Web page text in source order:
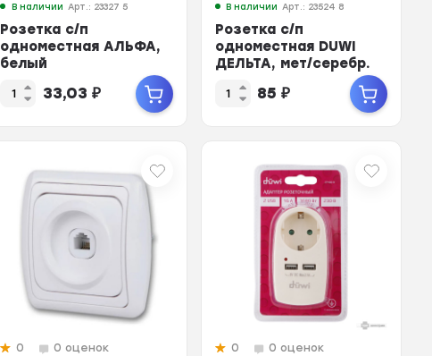
В наличии Арт.: 23327 5
Розетка с/п
одноместная АЛЬФА,
белый
33,03 ₽
В наличии Арт.: 23524 8
Розетка с/п
одноместная DUWI
ДЕЛЬТА, мет/серебр.
85₽
0 0 оценок 0 0 оценок